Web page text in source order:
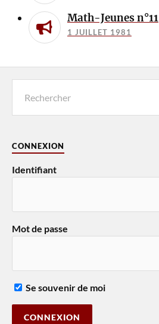
Math-Jeunes n°11
1 JUILLET 1981
CONNEXION
Identifiant
Mot de passe
Se souvenir de moi